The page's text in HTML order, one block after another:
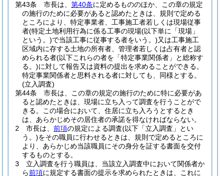
第43条
市長は、 第40条に定めるもののほか、この章の規定
の施行のために必要があると認めたときは、規則で定める
ところにより、特定事業者、工事施工者若しくは現場従事
者(特定土地利用行為に係る工事の現場(以下単に「現場」
という。)で当該工事に従事する者をいう。)又は工事施工
区域内に存する土地の所有者、管理者若しくは占有者と認
められる者(以下これらの者を「特定事業関係者」と総称す
る。)に対して報告又は資料の提出を求めることができる。
特定事業関係者と思料される者に対しても、同様とする。
(立入調査)
第44条
市長は、この章の規定の施行のために特に必要があ
ると認めたときは、現場に立ち入って調査を行うことがで
きる。
この場合において、住居に立ち入ろうとするとき
は、あらかじめその居住者の承諾を得なければならない。
2
市長は、 前項の規定による調査(以下「立入調査」とい
う。)をその職員に行わせるときは、規則で定めるところに
より、あらかじめ当該職員にその身分を証する書面を交付
するものとする。
3
立入調査を行う職員は、当該立入調査中において関係者か
ら前項に規定する書面の提示を求められたときは、これに